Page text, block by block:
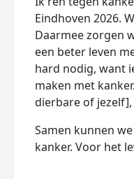
Eindhoven 2026.
Daarmee zorgen
een beter leven
hard nodig, want
maken met
dierbare of
Samen kunnen
kanker. Voor het